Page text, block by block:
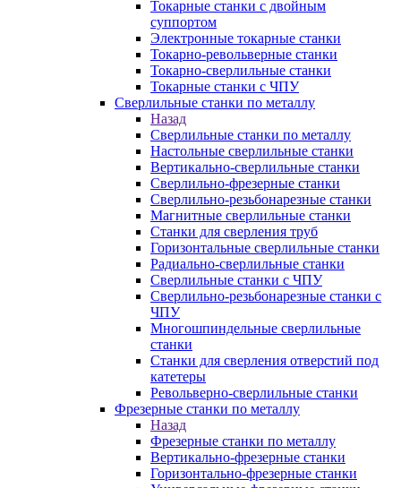
Токарные станки с двойным
суппортом
Электронные токарные станки
Токарно-револьверные станки
Токарно-сверлильные станки
Токарные станки с ЧПУ
Сверлильные станки по металлу
Назад
Сверлильные станки по металлу
Настольные сверлильные станки
Вертикально-сверлильные станки
Сверлильно-фрезерные станки
Сверлильно-резьбонарезные станки
Магнитные сверлильные станки
Станки для сверления труб
Горизонтальные сверлильные станки
Радиально-сверлильные станки
Сверлильные станки с ЧПУ
Сверлильно-резьбонарезные станки с
ЧПУ
Многошпиндельные сверлильные
станки
Станки для сверления отверстий под
катетеры
Револьверно-сверлильные станки
Фрезерные станки по металлу
Назад
Фрезерные станки по металлу
Вертикально-фрезерные станки
Горизонтально-фрезерные станки